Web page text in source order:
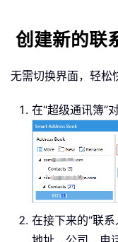
创建新的联
无需切换界面，轻松
在“超级通讯簿”
在接下来的“联